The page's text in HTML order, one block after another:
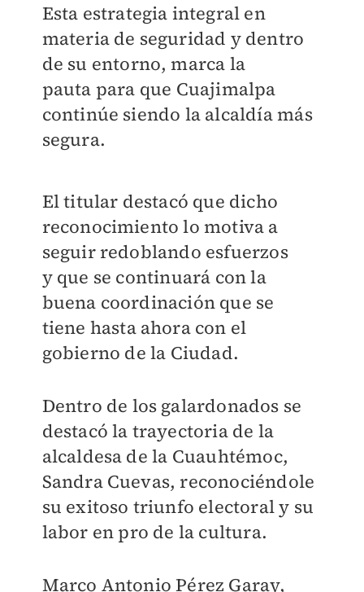
Esta estrategia integral en
materia de seguridad y dentro
de su entorno, marca la
pauta para que Cuajimalpa
continúe siendo la alcaldía más
segura.
El titular destacó que dicho
reconocimiento lo motiva a
seguir redoblando esfuerzos
y que se continuará con la
buena coordinación que se
tiene hasta ahora con el
gobierno de la Ciudad.
Dentro de los galardonados se
destacó la trayectoria de la
alcaldesa de la Cuauhtémoc,
Sandra Cuevas, reconociéndole
su exitoso triunfo electoral y su
labor en pro de la cultura.
Marco Antonio Pérez Garay,